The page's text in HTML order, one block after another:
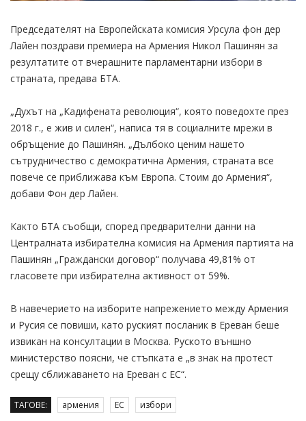
Председателят на Европейската комисия Урсула фон дер
Лайен поздрави премиера на Армения Никол Пашинян за
резултатите от вчерашните парламентарни избори в
страната, предава БТА.
„Духът на „Кадифената революция“, която поведохте през
2018 г., е жив и силен“, написа тя в социалните мрежи в
обръщение до Пашинян. „Дълбоко ценим нашето
сътрудничество с демократична Армения, страната все
повече се приближава към Европа. Стоим до Армения“,
добави Фон дер Лайен.
Както БТА съобщи, според предварителни данни на
Централната избирателна комисия на Армения партията на
Пашинян „Граждански договор“ получава 49,81% от
гласовете при избирателна активност от 59%.
В навечерието на изборите напрежението между Армения
и Русия се повиши, като руският посланик в Ереван беше
извикан на консултации в Москва. Руското външно
министерство поясни, че стъпката е „в знак на протест
срещу сближаването на Ереван с ЕС“.
ТАГОВЕ: армения ЕС избори